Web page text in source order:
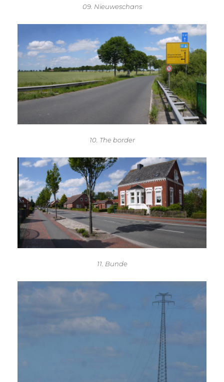
09. Nieuweschans
10. The border
11. Bunde